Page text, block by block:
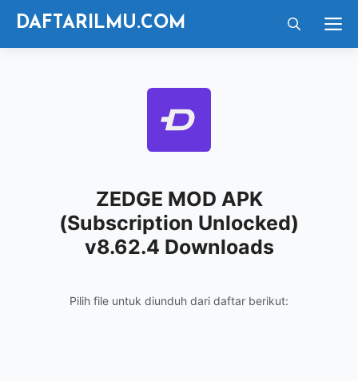
Langsung
DAFTARILMU.COM
ZEDGE MOD APK
(Subscription Unlocked)
v8.62.4 Downloads
Pilih file untuk diunduh dari daftar berikut: